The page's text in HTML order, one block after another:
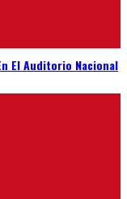
El Auditorio Nacional